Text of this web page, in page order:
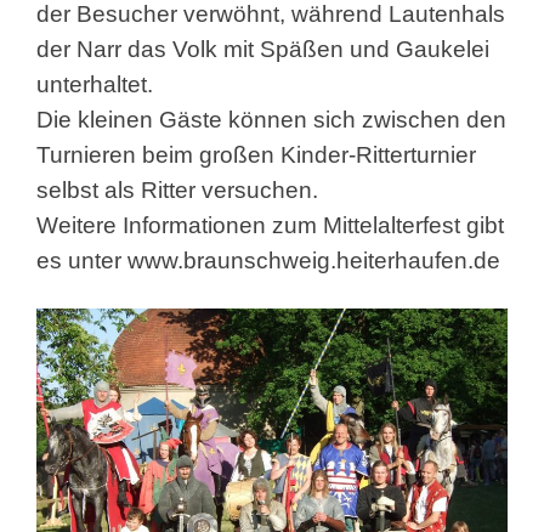
der Besucher verwöhnt, während Lautenhals
der Narr das Volk mit Späßen und Gaukelei
unterhaltet.
Die kleinen Gäste können sich zwischen den
Turnieren beim großen Kinder-Ritterturnier
selbst als Ritter versuchen.
Weitere Informationen zum Mittelalterfest gibt
es unter www.braunschweig.heiterhaufen.de